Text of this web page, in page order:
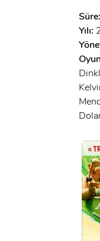
Süre:
Yılı: